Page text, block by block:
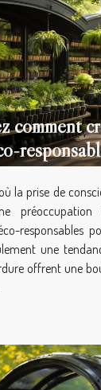
comment
la prise de
responsables
une
offrent une